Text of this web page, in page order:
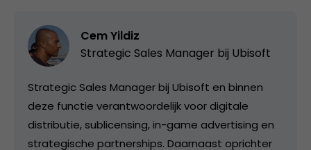
Cem Yildiz
Strategic Sales Manager bij Ubisoft
Strategic Sales Manager bij Ubisoft en binnen
deze functie verantwoordelijk voor digitale
distributie, sublicensing, in-game advertising en
strategische partnerships. Daarnaast oprichter